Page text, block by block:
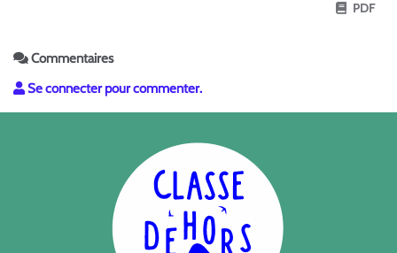
PDF
Commentaires
Se connecter pour commenter.